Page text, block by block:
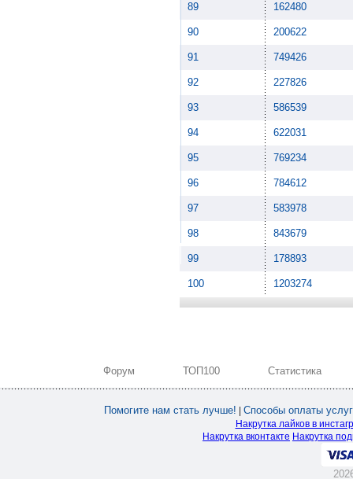
89 162480
90 200622
91 749426
92 227826
93 586539
94 622031
95 769234
96 784612
97 583978
98 843679
99 178893
100 1203274
Форум ТОП100 Статистика
Помогите нам стать лучше! Способы оплаты услуг
Накрутка лайков в
Накрутка вконтакте Накрутка